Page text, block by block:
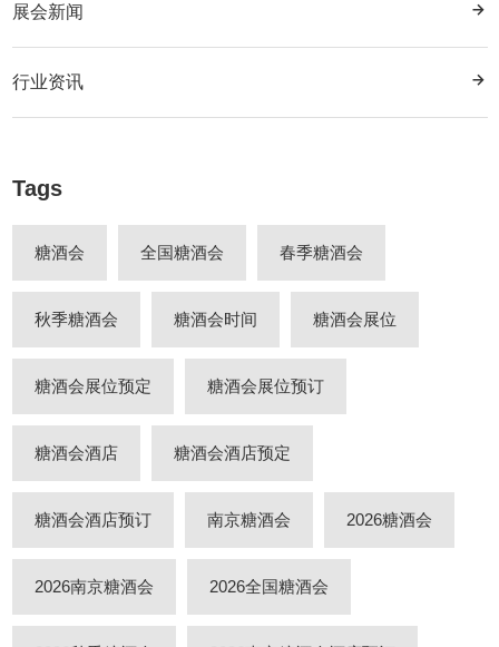
展会新闻
行业资讯
Tags
糖酒会 全国糖酒会 春季糖酒会
秋季糖酒会 糖酒会时间 糖酒会展位
糖酒会展位预定 糖酒会展位预订
糖酒会酒店 糖酒会酒店预定
糖酒会酒店预订 南京糖酒会 2026糖酒会
2026南京糖酒会 2026全国糖酒会